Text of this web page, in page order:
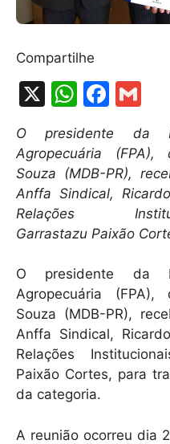
Compartilhe
X
W
h
at
s
A
p
p
F
c
e
b
o
o
k
m
ai
l
O presidente da
Agropecuária
Souza (MDB-PR),
Anffa Sindical,
Relações
Garrastazu Paixão
O presidente da
Agropecuária
Souza (MDB-PR),
Anffa Sindical,
Relações
Paixão Cortes, para
da categoria.
A reunião ocorreu dia